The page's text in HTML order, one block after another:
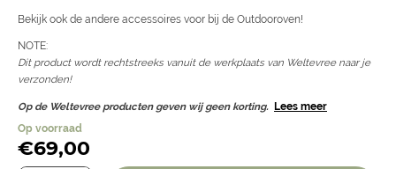
Bekijk ook de andere accessoires voor bij de Outdooroven!
NOTE:
Dit product wordt rechtstreeks vanuit de werkplaats van Weltevree naar je
verzonden!
Op de Weltevree producten geven wij geen korting. Lees meer
Op voorraad
€69,00